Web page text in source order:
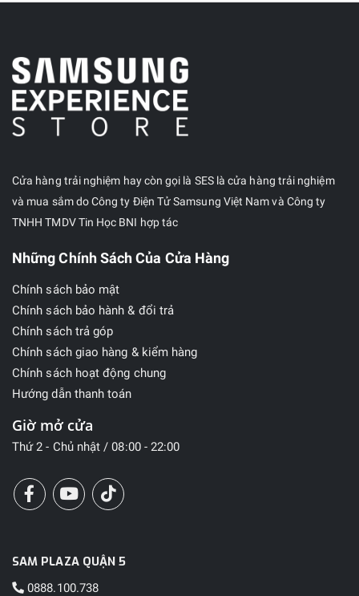
Cửa hàng trải nghiệm hay còn gọi là SES là cửa hàng trải nghiệm
và mua sắm do Công ty Điện Tử Samsung Việt Nam và Công ty
TNHH TMDV Tin Học BNI hợp tác
Những Chính Sách Của Cửa Hàng
Chính sách bảo mật
Chính sách bảo hành & đổi trả
Chính sách trả góp
Chính sách giao hàng & kiểm hàng
Chính sách hoạt động chung
Hướng dẫn thanh toán
Giờ mở cửa
Thứ 2 - Chủ nhật / 08:00 - 22:00
SAM PLAZA QUẬN 5
0888.100.738